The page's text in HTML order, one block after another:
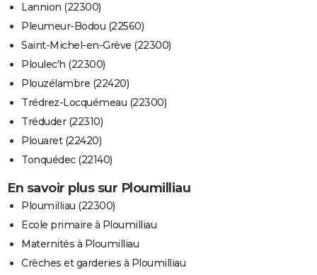
Lannion (22300)
Pleumeur-Bodou (22560)
Saint-Michel-en-Grève (22300)
Ploulec'h (22300)
Plouzélambre (22420)
Trédrez-Locquémeau (22300)
Tréduder (22310)
Plouaret (22420)
Tonquédec (22140)
En savoir plus sur Ploumilliau
Ploumilliau (22300)
Ecole primaire à Ploumilliau
Maternités à Ploumilliau
Crèches et garderies à Ploumilliau